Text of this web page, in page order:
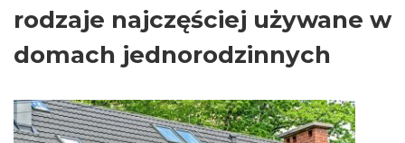
rodzaje najczęściej używane w
domach jednorodzinnych